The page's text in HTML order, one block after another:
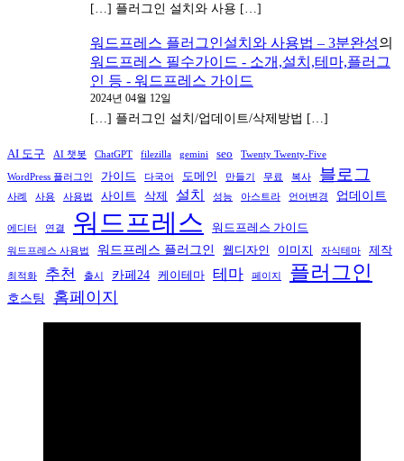
[…] 플러그인 설치와 사용 […]
워드프레스 플러그인설치와 사용법 – 3분완성의
워드프레스 필수가이드 - 소개,설치,테마,플러그
인 등 - 워드프레스 가이드
2024년 04월 12일
[…] 플러그인 설치/업데이트/삭제방법 […]
AI 도구 AI 챗봇 ChatGPT filezilla gemini seo Twenty Twenty-Five
WordPress 플러그인 가이드 다국어 도메인 만들기 무료 복사 블로그
사례 사용 사용법 사이트 삭제 설치 성능 아스트라 언어변경 업데이트
에디터 연결 워드프레스 워드프레스 가이드
워드프레스 사용법 워드프레스 플러그인 웹디자인 이미지 자식테마 제작
최적화 추천 출시 카페24 케이테마 테마 페이지 플러그인
호스팅 홈페이지